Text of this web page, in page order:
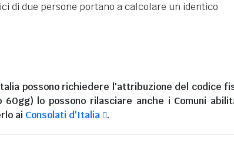
di due persone portano a calcolare un identico
possono richiedere l'attribuzione del codice
lo possono rilasciare anche i Comuni
ai Consolati d'Italia .